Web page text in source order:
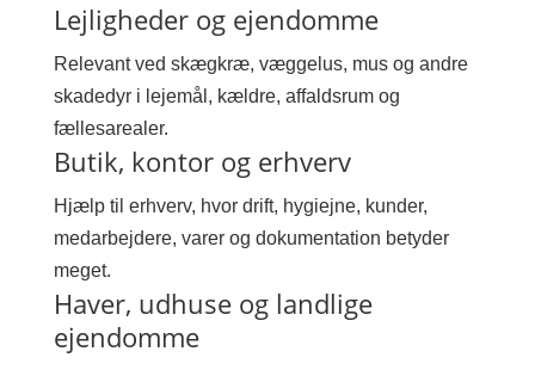
Lejligheder og ejendomme
Relevant ved skægkræ, væggelus, mus og andre
skadedyr i lejemål, kældre, affaldsrum og
fællesarealer.
Butik, kontor og erhverv
Hjælp til erhverv, hvor drift, hygiejne, kunder,
medarbejdere, varer og dokumentation betyder
meget.
Haver, udhuse og landlige
ejendomme